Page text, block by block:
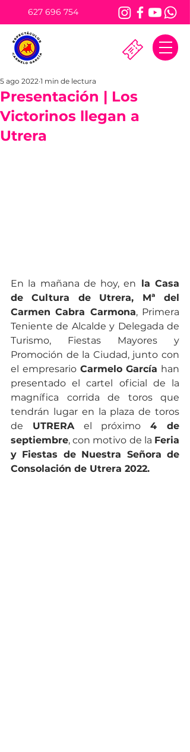
627 696 754
Presentación | Los
Victorinos llegan a
Utrera
5 ago 2022 1 min de lectura
En la mañana de hoy, en la Casa
de Cultura de Utrera, Mª del
Carmen Cabra Carmona, Primera
Teniente de Alcalde y Delegada de
Turismo, Fiestas Mayores y
Promoción de la Ciudad, junto con
el empresario Carmelo García han
presentado el cartel oficial de la
magnífica corrida de toros que
tendrán lugar en la plaza de toros
de UTRERA el próximo 4 de
septiembre, con motivo de la Feria
y Fiestas de Nuestra Señora de
Consolación de Utrera 2022.